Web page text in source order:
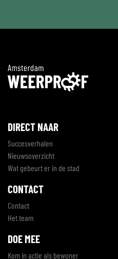
DIRECT NAAR
Succesverhalen
Nieuwsoverzicht
Wat gebeurt er in de stad
CONTACT
Contact
Het team
DOE MEE
Kom in actie als bewoner